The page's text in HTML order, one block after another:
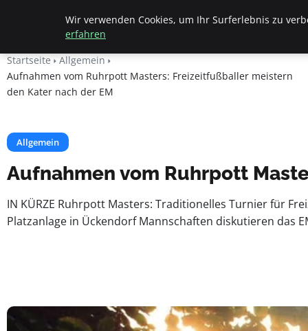
Beyond Surface
Startseite
Allgemein
Aufnahmen vom Ruhrpott Masters: Freizeitfußballer meistern
den Kater nach der EM
Allgemein
Aufnahmen vom Ruhrpott
IN KÜRZE Ruhrpott Masters: Traditionelles Turnier für
Platzanlage in Ückendorf Mannschaften diskutieren das
Wir verwenden Cookies, um Ihr Surferlebnis zu
erfahren